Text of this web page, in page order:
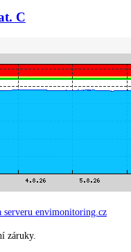
C
serveru envimonitoring.cz
záruky.